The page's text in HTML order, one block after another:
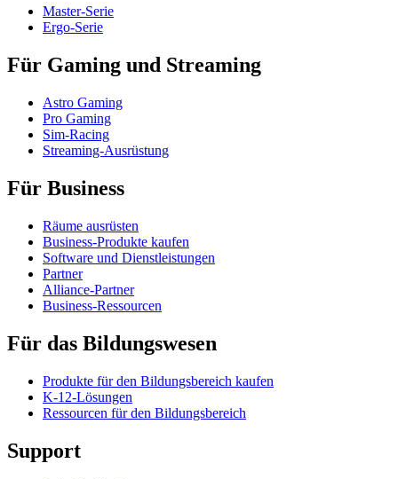
Master-Serie
Ergo-Serie
Für Gaming und Streaming
Astro Gaming
Pro Gaming
Sim-Racing
Streaming-Ausrüstung
Für Business
Räume ausrüsten
Business-Produkte kaufen
Software und Dienstleistungen
Partner
Alliance-Partner
Business-Ressourcen
Für das Bildungswesen
Produkte für den Bildungsbereich kaufen
K-12-Lösungen
Ressourcen für den Bildungsbereich
Support